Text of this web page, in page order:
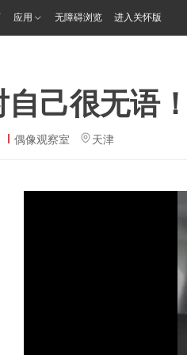
应用 无障碍浏览 进入关怀版
己很无语
偶像观察室 天津